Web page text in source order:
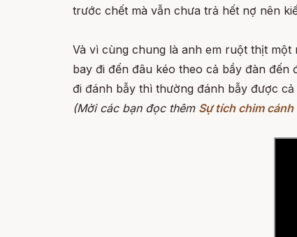
trước chết mà vẫn chưa trả hết nợ nên
Và vì cùng chung là anh em ruột thịt
bay đi đến đâu kéo theo cả bầy đàn đến
đi đánh bẫy thì thường đánh bẫy được cả
(Mời các bạn đọc thêm Sự tích chim cánh